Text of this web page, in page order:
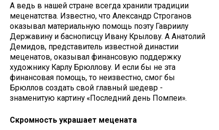
А ведь в нашей стране всегда хранили традиции
меценатства. Известно, что Александр Строганов
оказывал материальную помощь поэту Гавриилу
Державину и баснописцу Ивану Крылову. А Анатолий
Демидов, представитель известной династии
меценатов, оказывал финансовую поддержку
художнику Карлу Брюллову. И если бы не эта
финансовая помощь, то неизвестно, смог бы
Брюллов создать свой главный шедевр -
знаменитую картину «Последний день Помпеи».
Скромность украшает мецената